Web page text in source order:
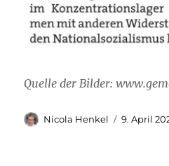
Quelle der Bilder:
Autor
Nicola Henkel 9. April